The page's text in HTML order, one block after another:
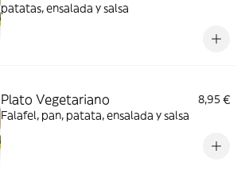
patatas, ensalada y salsa
Plato Vegetariano
8,95 €
Falafel, pan, patata, ensalada y salsa